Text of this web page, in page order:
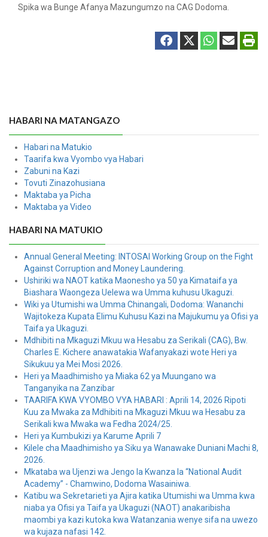
Spika wa Bunge Afanya Mazungumzo na CAG Dodoma.
HABARI NA MATANGAZO
Habari na Matukio
Taarifa kwa Vyombo vya Habari
Zabuni na Kazi
Tovuti Zinazohusiana
Maktaba ya Picha
Maktaba ya Video
HABARI NA MATUKIO
Annual General Meeting: INTOSAI Working Group on the Fight
Against Corruption and Money Laundering.
Ushiriki wa NAOT katika Maonesho ya 50 ya Kimataifa ya
Biashara Waongeza Uelewa wa Umma kuhusu Ukaguzi.
Wiki ya Utumishi wa Umma Chinangali, Dodoma: Wananchi
Wajitokeza Kupata Elimu Kuhusu Kazi na Majukumu ya Ofisi ya
Taifa ya Ukaguzi.
Mdhibiti na Mkaguzi Mkuu wa Hesabu za Serikali (CAG), Bw.
Charles E. Kichere anawatakia Wafanyakazi wote Heri ya
Sikukuu ya Mei Mosi 2026.
Heri ya Maadhimisho ya Miaka 62 ya Muungano wa
Tanganyika na Zanzibar
TAARIFA KWA VYOMBO VYA HABARI : Aprili 14, 2026 Ripoti
Kuu za Mwaka za Mdhibiti na Mkaguzi Mkuu wa Hesabu za
Serikali kwa Mwaka wa Fedha 2024/25.
Heri ya Kumbukizi ya Karume Aprili 7
Kilele cha Maadhimisho ya Siku ya Wanawake Duniani Machi 8,
2026.
Mkataba wa Ujenzi wa Jengo la Kwanza la “National Audit
Academy” - Chamwino, Dodoma Wasainiwa.
Katibu wa Sekretarieti ya Ajira katika Utumishi wa Umma kwa
niaba ya Ofisi ya Taifa ya Ukaguzi (NAOT) anakaribisha
maombi ya kazi kutoka kwa Watanzania wenye sifa na uwezo
wa kujaza nafasi 142.